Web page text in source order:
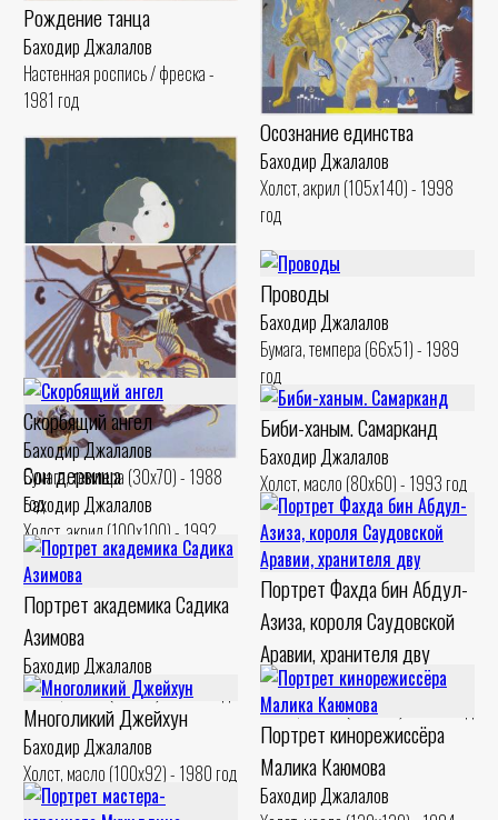
Рождение танца
Баходир Джалалов
Настенная роспись / фреска -
1981 год
Осознание единства
Баходир Джалалов
Холст, акрил (105x140) - 1998
год
Сёстры
Баходир Джалалов
Холст, акрил (76x76) - 1996 год
Сон дервиша
Баходир Джалалов
Холст, акрил (100x100) - 1992
год
Проводы
Баходир Джалалов
Бумага, темпера (66x51) - 1989
год
Скорбящий ангел
Баходир Джалалов
Бумага, темпера (30x70) - 1988
год
Биби-ханым. Самарканд
Баходир Джалалов
Холст, масло (80x60) - 1993 год
Портрет Фахда бин Абдул-
Азиза, короля Саудовской
Аравии, хранителя дву
Баходир Джалалов
Холст, масло (120x90) - 1992 год
Портрет академика Садика
Азимова
Баходир Джалалов
Холст, масло (60x80) - 1998 год
Портрет кинорежиссёра
Малика Каюмова
Баходир Джалалов
Многоликий Джейхун
Баходир Джалалов
Холст, масло (100x92) - 1980 год